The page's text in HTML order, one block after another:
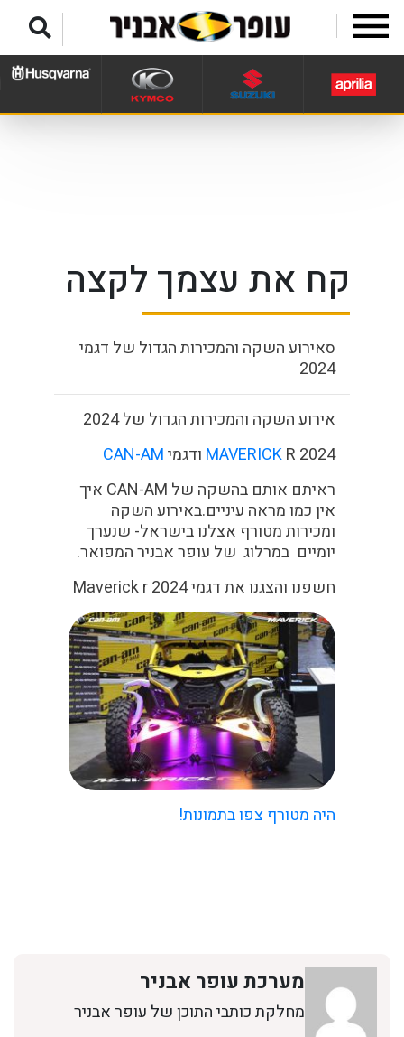
קח את עצמך לקצה
סאירוע השקה והמכירות הגדול של דגמי
2024
אירוע השקה והמכירות הגדול של 2024
MAVERICKR 2024 ודגמי
CAN-AM
ראיתם אותם בהשקה של CAN-AM איך
אין כמו מראה עיניים.באירוע השקה
ומכירות מטורף אצלנו בישראל- שנערך
יומיים במרלוג של עופר אבניר המפואר.
חשפנו והצגנו את דגמי Maverick r 2024
היה מטורף צפו בתמונות!
מערכת עופר אבניר
מחלקת כותבי התוכן של עופר אבניר